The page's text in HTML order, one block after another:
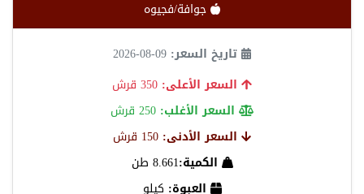
جوافة/فجيوه
تاريخ السعر: 09-08-2026
السعر الأعلى:
السعر الأغلب:
السعر الأدنى: 150 قرش
الكمية:8.661 طن
العبوة: كيلو